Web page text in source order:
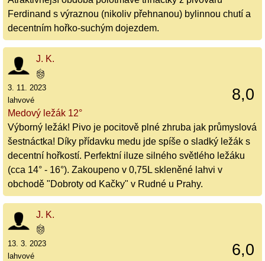
Ferdinand s výraznou (nikoliv přehnanou) bylinnou chutí a
decentním hořko-suchým dojezdem.
J. K.
8,0
3. 11. 2023
lahvové
Medový ležák 12°
Výborný ležák! Pivo je pocitově plné zhruba jak průmyslová
šestnáctka! Díky přídavku medu jde spíše o sladký ležák s
decentní hořkostí. Perfektní iluze silného světlého ležáku
(cca 14° - 16°). Zakoupeno v 0,75L skleněné lahvi v
obchodě "Dobroty od Kačky" v Rudné u Prahy.
J. K.
6,0
13. 3. 2023
lahvové